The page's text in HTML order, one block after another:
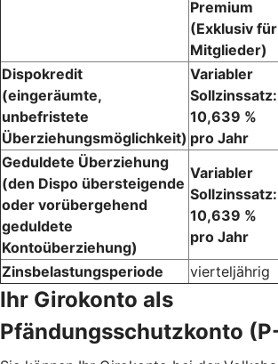
Premium
(Exklusiv für
Mitglieder)
Dispokredit
(eingeräumte,
unbefristete
Überziehungsmöglichkeit)
Variabler
Sollzinssatz:
10,639 %
pro Jahr
Geduldete Überziehung
(den Dispo übersteigende
oder vorübergehend
geduldete
Kontoüberziehung)
Variabler
Sollzinssatz:
10,639 %
pro Jahr
Zinsbelastungsperiode
vierteljährig
Ihr Girokonto als
Pfändungsschutzkonto